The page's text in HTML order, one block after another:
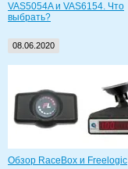
VAS5054A и VAS6154. Что
выбрать?
08.06.2020
Обзор RaceBox и Freelogic